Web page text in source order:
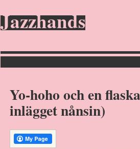
Jazzhands
Yo-hoho och en
inlägget nånsin)